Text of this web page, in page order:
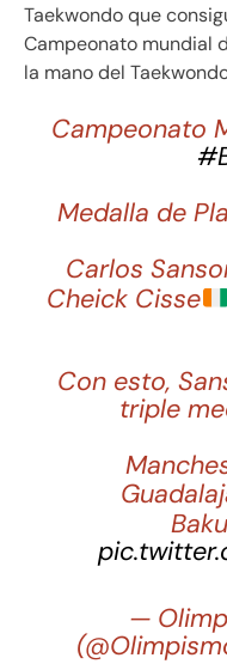
Taekwondo que
Campeonato mundial
la mano del
Campeonato
Medalla de
Carlos
Cheick Cisse
Con esto,
triple
Baku
—